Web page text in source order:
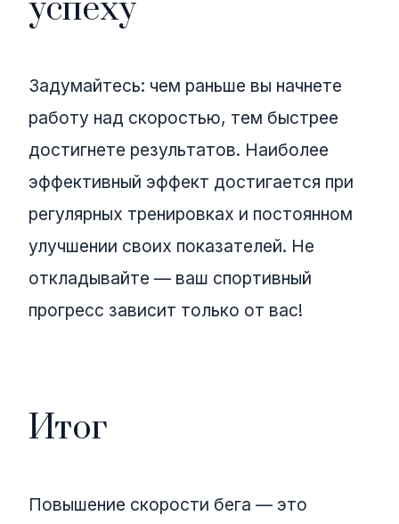
успеху
Задумайтесь: чем раньше вы начнете
работу над скоростью, тем быстрее
достигнете результатов. Наиболее
эффективный эффект достигается при
регулярных тренировках и постоянном
улучшении своих показателей. Не
откладывайте — ваш спортивный
прогресс зависит только от вас!
Итог
Повышение скорости бега — это